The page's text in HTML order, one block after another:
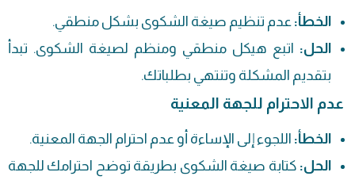
الخطأ: عدم تنظيم صيغة الشكوى بشكل منطقي.
الحل: اتبع هيكل منطقي ومنظم لصيغة الشكوى. تبدأ
بتقديم المشكلة وتنتهي بطلباتك.
عدم الاحترام للجهة المعنية
الخطأ: اللجوء إلى الإساءة أو عدم احترام الجهة المعنية.
الحل: كتابة صيغة الشكوى بطريقة توضح احترامك للجهة